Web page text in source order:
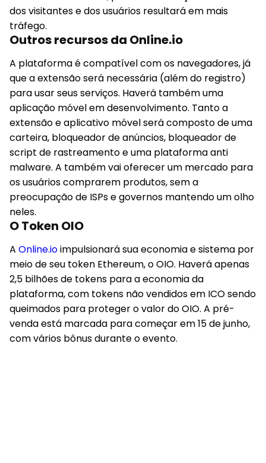
dos visitantes e dos usuários resultará em mais
tráfego.
Outros recursos da Online.io
A plataforma é compatível com os navegadores, já
que a extensão será necessária (além do registro)
para usar seus serviços. Haverá também uma
aplicação móvel em desenvolvimento. Tanto a
extensão e aplicativo móvel será composto de uma
carteira, bloqueador de anúncios, bloqueador de
script de rastreamento e uma plataforma anti
malware. A também vai oferecer um mercado para
os usuários comprarem produtos, sem a
preocupação de ISPs e governos mantendo um olho
neles.
O Token OIO
A Online.ioimpulsionará sua economia e sistema por
meio de seu token Ethereum, o OIO. Haverá apenas
2,5 bilhões de tokens para a economia da
plataforma, com tokens não vendidos em ICO sendo
queimados para proteger o valor do OIO. A pré-
venda está marcada para começar em 15 de junho,
com vários bônus durante o evento.